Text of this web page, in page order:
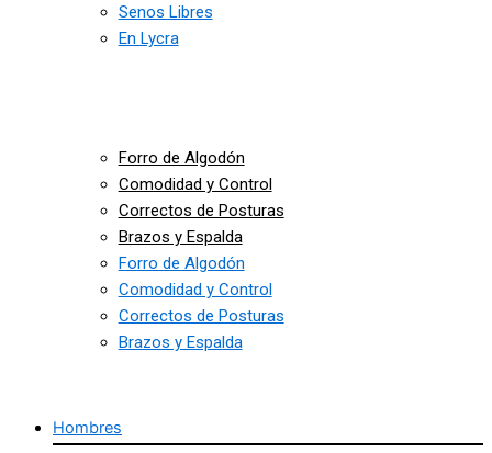
Senos Libres
En Lycra
Forro de Algodón
Comodidad y Control
Correctos de Posturas
Brazos y Espalda
Forro de Algodón
Comodidad y Control
Correctos de Posturas
Brazos y Espalda
Hombres